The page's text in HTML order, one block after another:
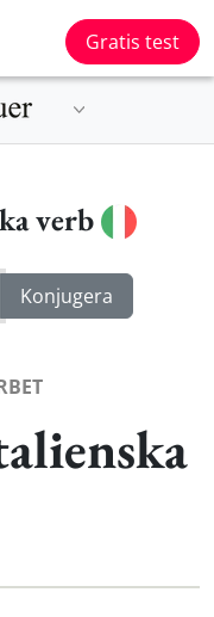
Gratis test
verb